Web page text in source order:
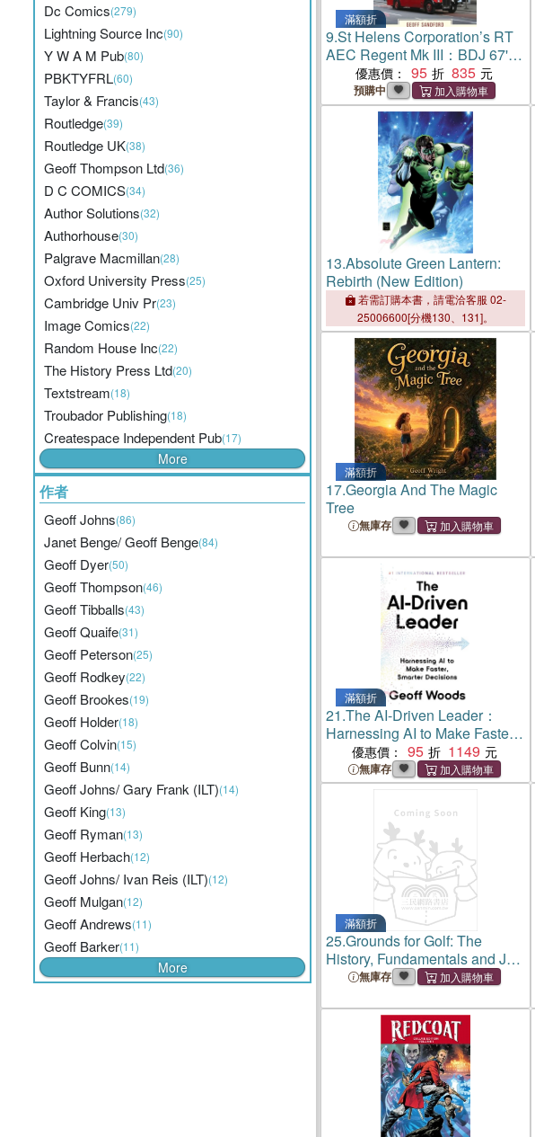
Dc Comics(279)
Lightning Source Inc(90)
Y W A M Pub(80)
PBKTYFRL(60)
Taylor & Francis(43)
Routledge(39)
Routledge UK(38)
Geoff Thompson Ltd(36)
D C COMICS(34)
Author Solutions(32)
Authorhouse(30)
Palgrave Macmillan(28)
Oxford University Press(25)
Cambridge Univ Pr(23)
Image Comics(22)
Random House Inc(22)
The History Press Ltd(20)
Textstream(18)
Troubador Publishing(18)
Createspace Independent Pub(17)
More
作者
Geoff Johns(86)
Janet Benge/ Geoff Benge(84)
Geoff Dyer(50)
Geoff Thompson(46)
Geoff Tibballs(43)
Geoff Quaife(31)
Geoff Peterson(25)
Geoff Rodkey(22)
Geoff Brookes(19)
Geoff Holder(18)
Geoff Colvin(15)
Geoff Bunn(14)
Geoff Johns/ Gary Frank (ILT)(14)
Geoff King(13)
Geoff Ryman(13)
Geoff Herbach(12)
Geoff Johns/ Ivan Reis (ILT)(12)
Geoff Mulgan(12)
Geoff Andrews(11)
Geoff Barker(11)
More
滿額折
9.St Helens Corporation’s RT
AEC Regent Mk III：BDJ 67's
Remarkable Career
優惠價： 95 835
預購中
13.Absolute Green Lantern:
Rebirth (New Edition)
若需訂購本書，請電洽客服 02-
25006600[分機130、131]。
滿額折
17.Georgia And The Magic
Tree
無庫存
滿額折
21.The AI-Driven Leader：
Harnessing AI to Make Faster,
Smarter Decisions
優惠價： 95 1149
無庫存
滿額折
25.Grounds for Golf: The
History, Fundamentals and Joy
of Golf Course Design
無庫存